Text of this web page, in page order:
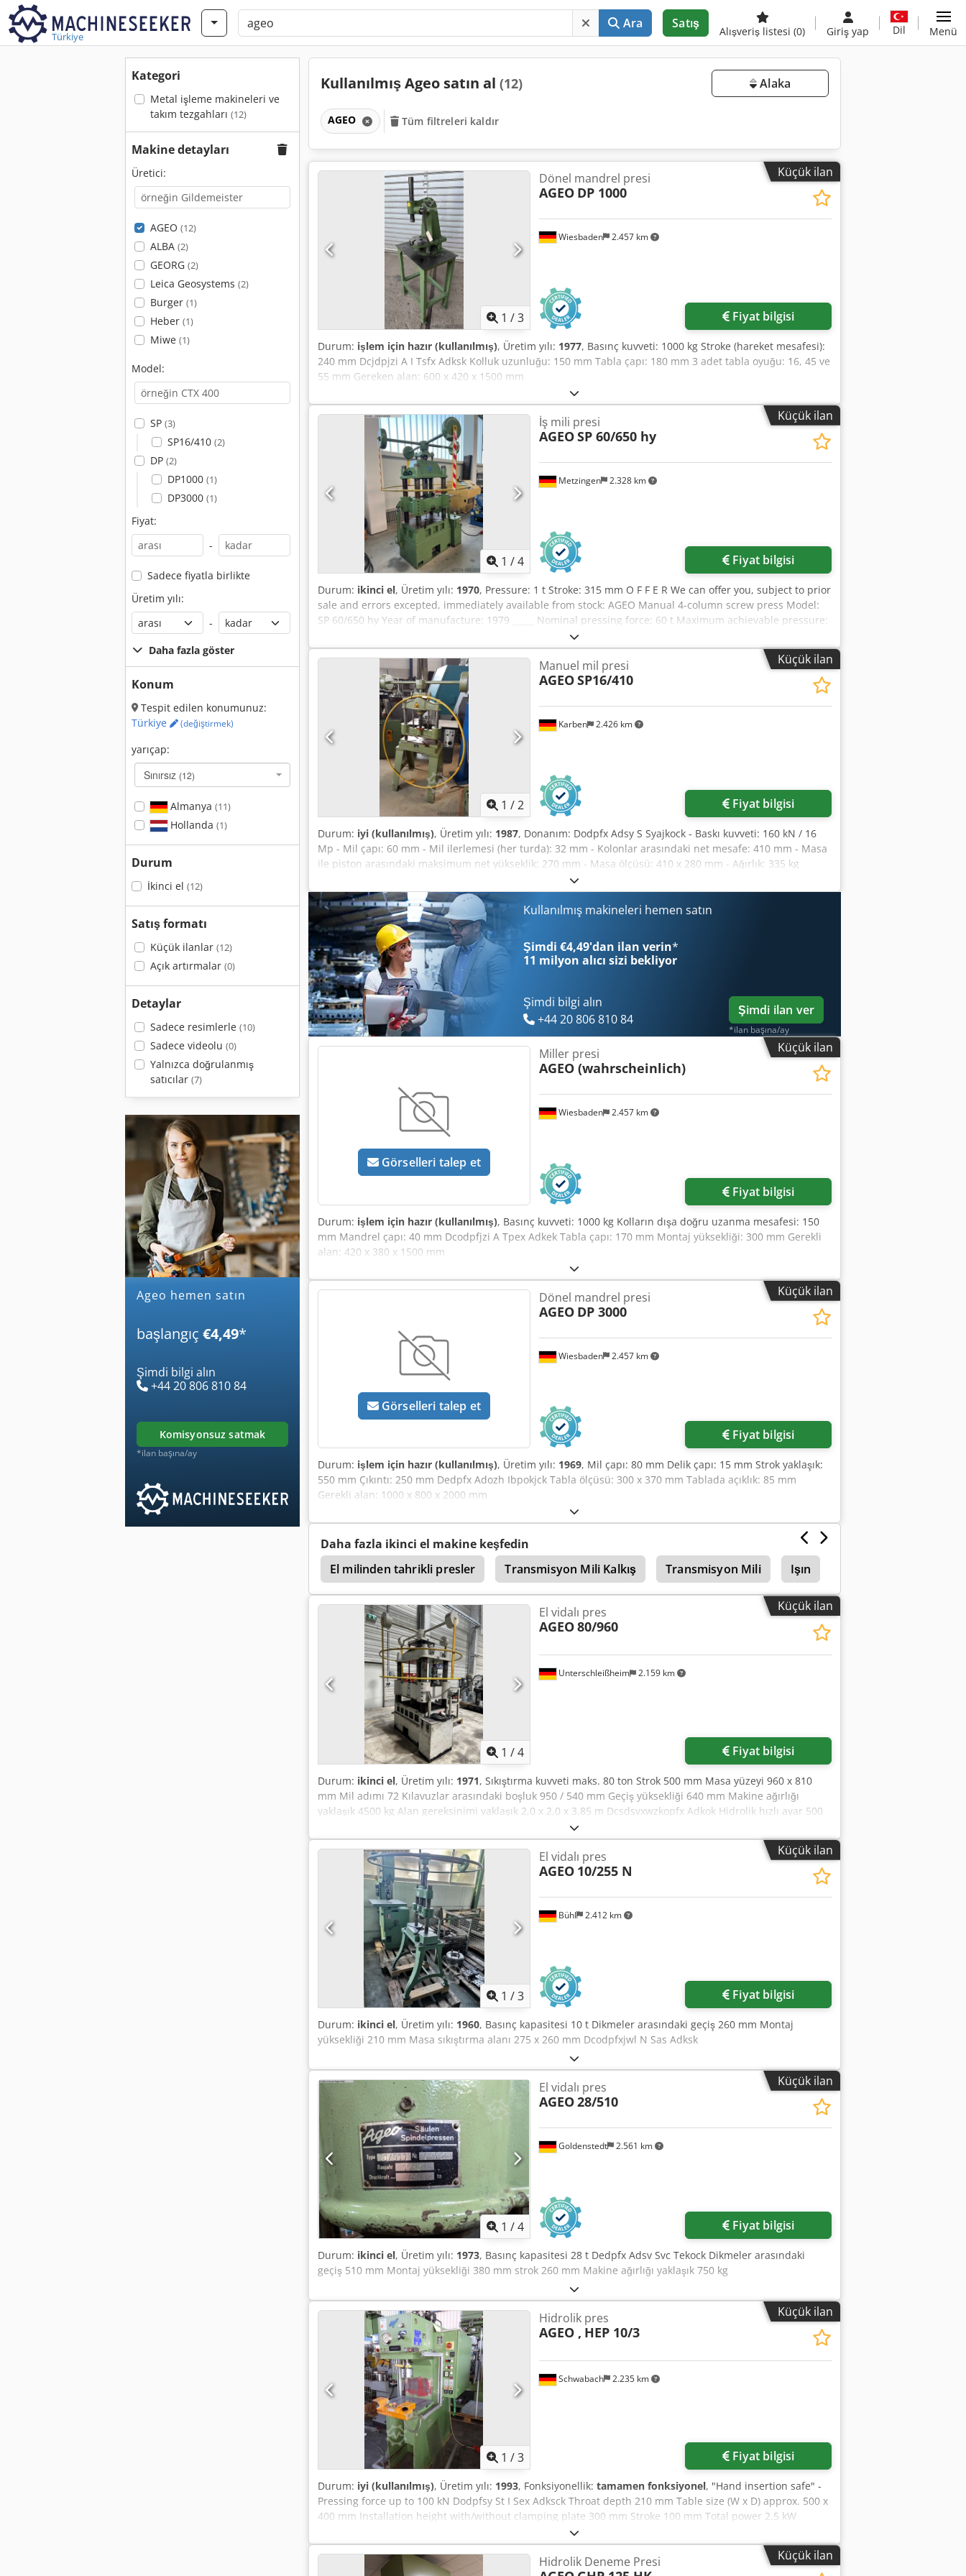
Türkiye
Ara Satış
Alışveriş listesi (0) Giriş yap Dil Menü
Kategori
Metal işleme makineleri ve
takım tezgahları (12)
Makine detayları
Üretici:
AGEO (12)
ALBA (2)
GEORG (2)
Leica Geosystems (2)
Burger (1)
Heber (1)
Miwe (1)
Model:
SP (3)
SP16/410 (2)
DP (2)
DP1000 (1)
DP3000 (1)
Fiyat:
-
Sadece fiyatla birlikte
Üretim yılı:
-
Daha fazla göster
Konum
Tespit edilen konumunuz:
Türkiye
(değiştirmek)
yarıçap:
Sınırsız (12)
Almanya (11)
Hollanda (1)
Durum
İkinci el (12)
Satış formatı
Küçük ilanlar (12)
Açık artırmalar (0)
Detaylar
Sadece resimlerle (10)
Sadece videolu (0)
Yalnızca doğrulanmış
satıcılar (7)
ageo hemen satın
başlangıç €4,49*
Şimdi bilgi alın
+44 20 806 810 84
komisyonsuz satmak
*ilan başına/ay
Kullanılmış Ageo satın al (12) Alaka
AGEO Tüm filtreleri kaldır
Küçük ilan
1 /3
Wiesbaden 2.457 km
Dönel mandrel presi
AGEO DP 1000
Fiyat bilgisi
Durum: işlem için hazır (kullanılmış), Üretim yılı: 1977, Basınç kuvveti: 1000 kg Stroke (hareket mesafesi):
240 mm Dcjdpjzi A I Tsfx Adksk Kolluk uzunluğu: 150 mm Tabla çapı: 180 mm 3 adet tabla oyuğu: 16, 45 ve
55 mm Gereken alan: 600 x 420 x 1500 mm
Küçük ilan
1 /4
Metzingen 2.328 km
İş mili presi
AGEOSP 60/650 hy
Fiyat bilgisi
Durum: ikinci el, Üretim yılı: 1970, Pressure: 1 t Stroke: 315 mm O F F E R We can offer you, subject to prior
sale and errors excepted, immediately available from stock: AGEO Manual 4-column screw press Model:
SP 60/650 hy Year of manufacture: 1979 _____ Nominal pressing force: 60 t Maximum achievable pressure:
70 t Screw diameter: 120 mm Number of guide columns: 4 pcs Table size: 650 x 550 mm Maximum
installation height: 430 mm Ram stroke: 400 mm Column gap between columns: 650 mm Dcedpfx Adov Td
Erskok Minimum required height: 2900 mm Weight approx. 3,300 kg Accessories / Special equipment •
The 4-column screw press is a robust and high-performance press • Pressing force of 60–70 tonnes •
Table size 650 x 550 mm and a column gap of 650 mm • Equipped with a threaded spindle Ø 120 mm
Condition: very good – demonstration under power via video link SP 60/4 Delivery: shortly from stock – as
inspected Payment: strictly net – upon receipt of invoice We look forward to receiving your order.
Küçük ilan
1 /2
Karben 2.426 km
Manuel mil presi
AGEOSP16/410
Fiyat bilgisi
Durum: iyi (kullanılmış), Üretim yılı: 1987, Donanım: Dodpfx Adsy S Syajkock - Baskı kuvveti: 160 kN / 16
Mp - Mil çapı: 60 mm - Mil ilerlemesi (her turda): 32 mm - Kolonlar arasındaki net mesafe: 410 mm - Masa
ile piston arasındaki maksimum net yükseklik: 270 mm - Masa ölçüsü: 410 x 280 mm - Ağırlık: 335 kg
Kullanılmış makineleri hemen satın
Şimdi €4,49'dan ilan verin*
11 milyon alıcı sizi bekliyor
Şimdi bilgi alın
+44 20 806 810 84
Şimdi ilan ver
*ilan başına/ay
Küçük ilan
Görselleri talep et
Wiesbaden 2.457 km
Miller presi
AGEO (wahrscheinlich)
Fiyat bilgisi
Durum: işlem için hazır (kullanılmış), Basınç kuvveti: 1000 kg Kolların dışa doğru uzanma mesafesi: 150
mm Mandrel çapı: 40 mm Dcodpfjzi A Tpex Adkek Tabla çapı: 170 mm Montaj yüksekliği: 300 mm Gerekli
alan: 420 x 380 x 1500 mm
Küçük ilan
Görselleri talep et
Wiesbaden 2.457 km
Dönel mandrel presi
AGEO DP 3000
Fiyat bilgisi
Durum: işlem için hazır (kullanılmış), Üretim yılı: 1969, Mil çapı: 80 mm Delik çapı: 15 mm Strok yaklaşık:
550 mm Çıkıntı: 250 mm Dedpfx Adozh Ibpokjck Tabla ölçüsü: 300 x 370 mm Tablada açıklık: 85 mm
Gerekli alan: 1000 x 800 x 2000 mm
Daha fazla ikinci el makine keşfedin
El milinden tahrikli presler
Transmisyon Mili Kalkış Transmisyon Mili Işın
Küçük ilan
1 /4
Unterschleißheim 2.159 km
El vidalı pres
AGEO80/960
Fiyat bilgisi
Durum: ikinci el, Üretim yılı: 1971, Sıkıştırma kuvveti maks. 80 ton Strok 500 mm Masa yüzeyi 960 x 810
mm Mil adımı 72 Kılavuzlar arasındaki boşluk 950 / 540 mm Geçiş yüksekliği 640 mm Makine ağırlığı
yaklaşık 4500 kg Alan gereksinimi yaklaşık 2,0 x 2,0 x 3,85 m Dcsdsvxwzkopfx Adkok Hidrolik hızlı ayar 500
mm Volan Ø2000mm Şaftları düzeltmek için 4 prizma desteği Çeşitli destek blokları
Küçük ilan
1 /3
Bühl 2.412 km
El vidalı pres
AGEO 10/255 N
Fiyat bilgisi
Durum: ikinci el, Üretim yılı: 1960, Basınç kapasitesi 10 t Dikmeler arasındaki geçiş 260 mm Montaj
yüksekliği 210 mm Masa sıkıştırma alanı 275 x 260 mm Dcodpfxjwl N Sas Adksk
Küçük ilan
1 /4
Goldenstedt 2.561 km
El vidalı pres
AGEO28/510
Fiyat bilgisi
Durum: ikinci el, Üretim yılı: 1973, Basınç kapasitesi 28 t Dedpfx Adsv Svc Tekock Dikmeler arasındaki
geçiş 510 mm Montaj yüksekliği 380 mm strok 260 mm Makine ağırlığı yaklaşık 750 kg
Küçük ilan
1 /3
Schwabach 2.235 km
Hidrolik pres
AGEO , HEP 10/3
Fiyat bilgisi
Durum: iyi (kullanılmış), Üretim yılı: 1993, Fonksiyonellik: tamamen fonksiyonel, "Hand insertion safe" -
Pressing force up to 100 kN Dodpfsy St I Sex Adksck Throat depth 210 mm Table size (W x D) approx. 500 x
400 mm Installation height with/without clamping plate 300 mm Stroke 100 mm Total power 2.5 kW
Weight approx. 2.5 t Oil filling approx. 150 ltr. Required space (W x D x H) approx. 0.95 x 1.5 x 1.95 m
Features and scope of delivery: - Switching between travel/pressure - Pressure control valve with display
on the manometer - Hold time adjustable - Documentation
Küçük ilan
Hidrolik Deneme Presi